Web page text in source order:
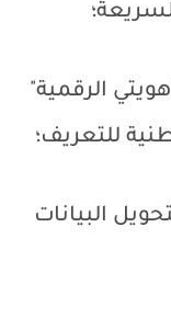
الرقمية"
للتعريف؛
البيانات